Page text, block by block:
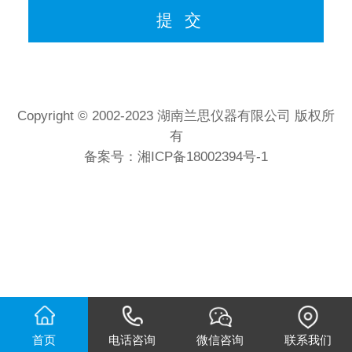
Copyright © 2002-2023 湖南兰思仪器有限公司 版权所
有
备案号： 湘ICP备18002394号-1
首页 电话咨询 微信咨询 联系我们